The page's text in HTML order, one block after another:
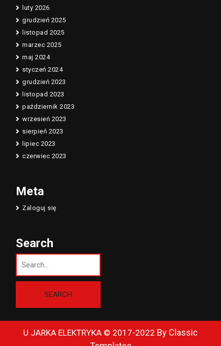
luty 2026
grudzień 2025
listopad 2025
marzec 2025
maj 2024
styczeń 2024
grudzień 2023
listopad 2023
październik 2023
wrzesień 2023
sierpień 2023
lipiec 2023
czerwiec 2023
Meta
Zaloguj się
Search
U JARKA ELEKTRYKA © 2017-2022 By Classic